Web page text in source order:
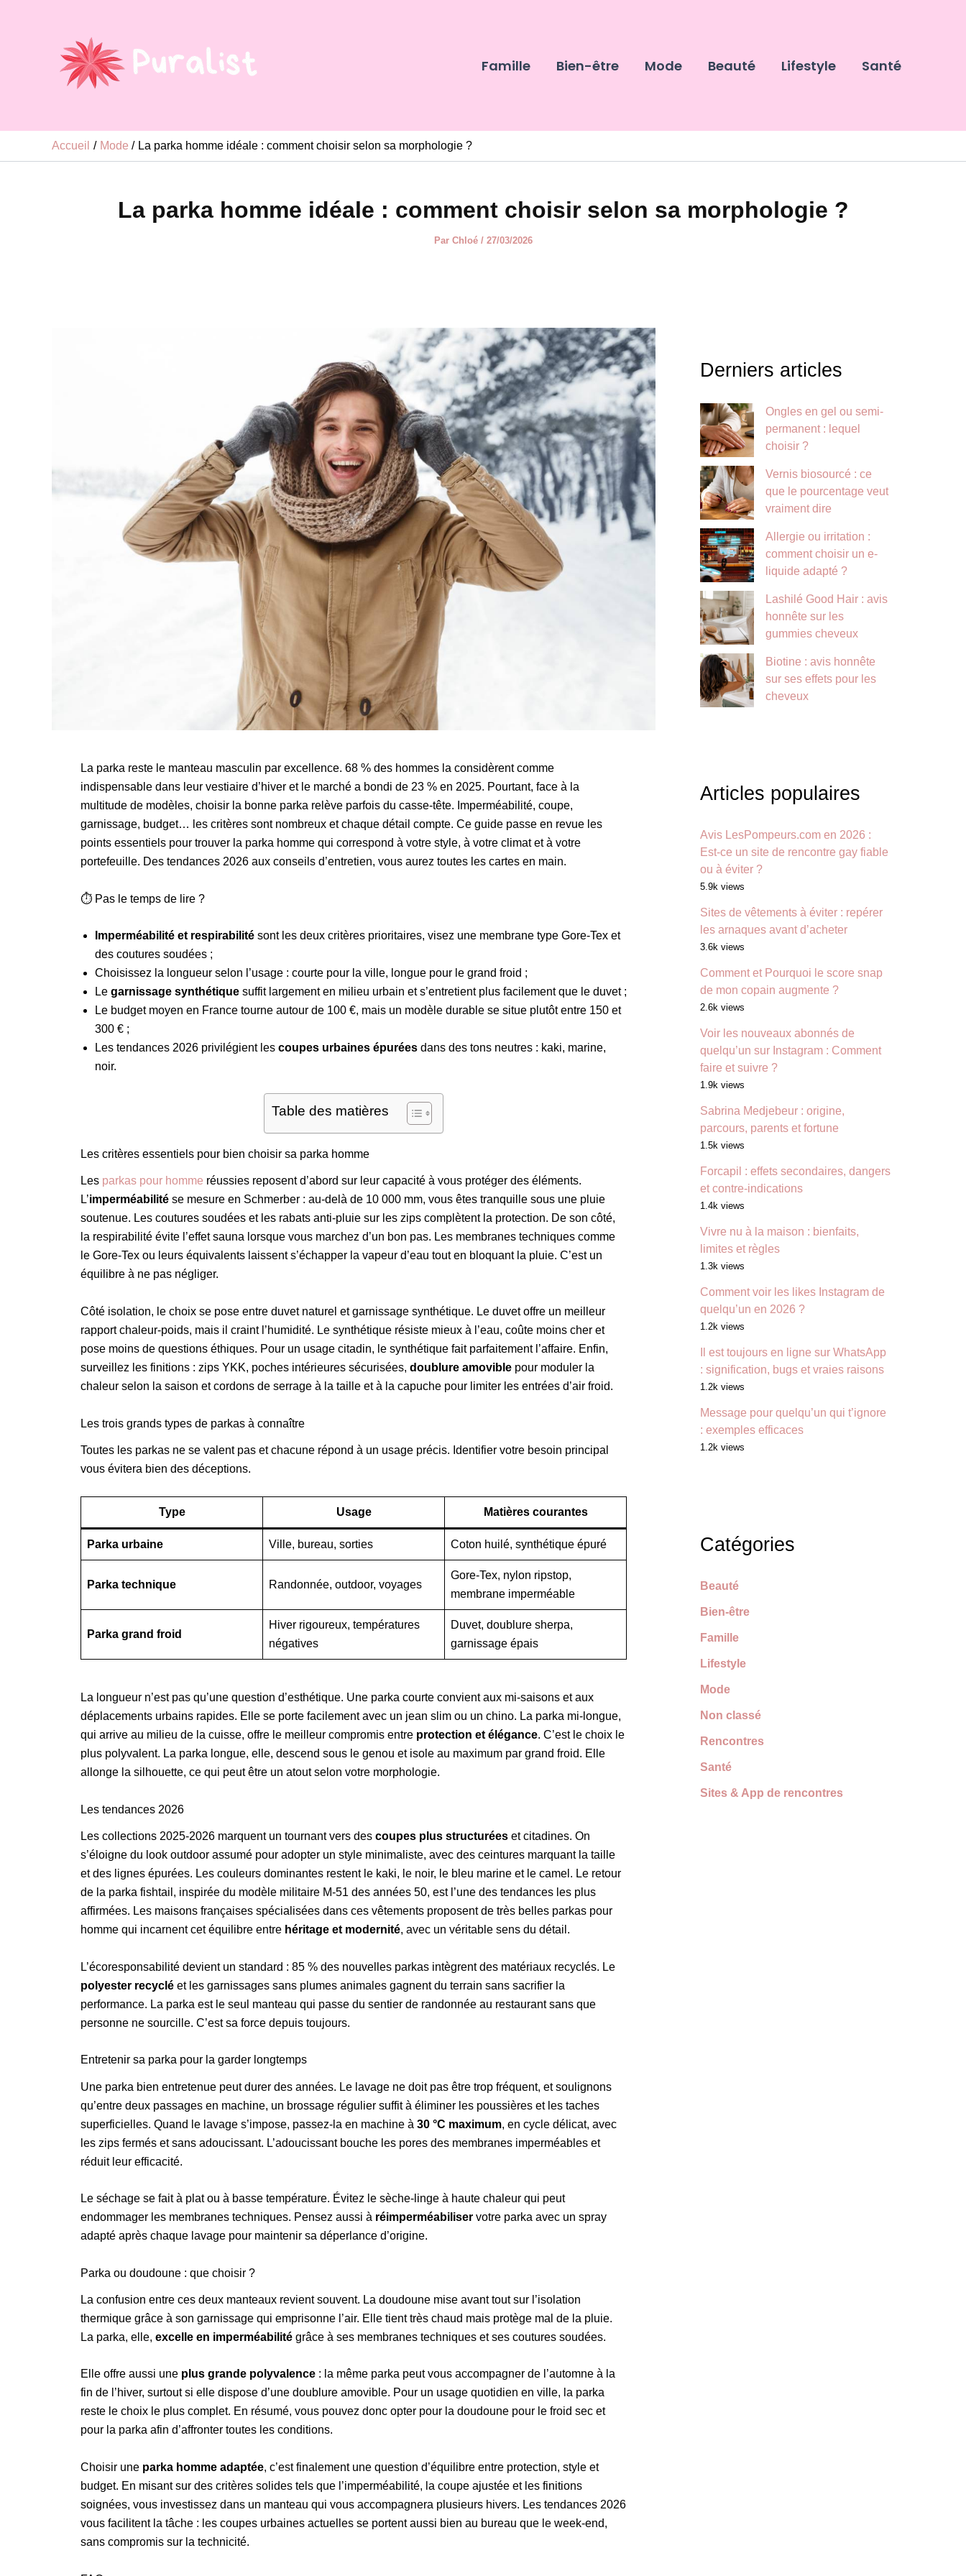
Famille Bien-être Mode Beauté Lifestyle Santé
Accueil Mode La parka homme idéale : comment choisir selon sa morphologie ?
La parka homme idéale : comment choisir selon sa morphologie ?
Par Chloé / 27/03/2026
La parka reste le manteau masculin par excellence. 68 % des hommes la considèrent comme
indispensable dans leur vestiaire d’hiver et le marché a bondi de 23 % en 2025. Pourtant, face à la
multitude de modèles, choisir la bonne parka relève parfois du casse-tête. Imperméabilité, coupe,
garnissage, budget… les critères sont nombreux et chaque détail compte. Ce guide passe en revue les
points essentiels pour trouver la parka homme qui correspond à votre style, à votre climat et à votre
portefeuille. Des tendances 2026 aux conseils d’entretien, vous aurez toutes les cartes en main.
⏱ Pas le temps de lire ?
Imperméabilité et respirabilité sont les deux critères prioritaires, visez une membrane type Gore-Tex et
des coutures soudées ;
Choisissez la longueur selon l’usage : courte pour la ville, longue pour le grand froid ;
Le garnissage synthétique suffit largement en milieu urbain et s’entretient plus facilement que le duvet ;
Le budget moyen en France tourne autour de 100 €, mais un modèle durable se situe plutôt entre 150 et
300 € ;
Les tendances 2026 privilégient les coupes urbaines épurées dans des tons neutres : kaki, marine,
noir.
Table des matières
Les critères essentiels pour bien choisir sa parka homme
Les parkas pour homme réussies reposent d’abord sur leur capacité à vous protéger des éléments.
L’imperméabilité se mesure en Schmerber : au-delà de 10 000 mm, vous êtes tranquille sous une pluie
soutenue. Les coutures soudées et les rabats anti-pluie sur les zips complètent la protection. De son côté,
la respirabilité évite l’effet sauna lorsque vous marchez d’un bon pas. Les membranes techniques comme
le Gore-Tex ou leurs équivalents laissent s’échapper la vapeur d’eau tout en bloquant la pluie. C’est un
équilibre à ne pas négliger.
Côté isolation, le choix se pose entre duvet naturel et garnissage synthétique. Le duvet offre un meilleur
rapport chaleur-poids, mais il craint l’humidité. Le synthétique résiste mieux à l’eau, coûte moins cher et
pose moins de questions éthiques. Pour un usage citadin, le synthétique fait parfaitement l’affaire. Enfin,
surveillez les finitions : zips YKK, poches intérieures sécurisées, doublure amovible pour moduler la
chaleur selon la saison et cordons de serrage à la taille et à la capuche pour limiter les entrées d’air froid.
Les trois grands types de parkas à connaître
Toutes les parkas ne se valent pas et chacune répond à un usage précis. Identifier votre besoin principal
vous évitera bien des déceptions.
Type Usage Matières courantes
Parka urbaine Ville, bureau, sorties Coton huilé, synthétique épuré
Parka technique Randonnée, outdoor, voyages
Gore-Tex, nylon ripstop,
membrane imperméable
Parka grand froid
Hiver rigoureux, températures
négatives
Duvet, doublure sherpa,
garnissage épais
La longueur n’est pas qu’une question d’esthétique. Une parka courte convient aux mi-saisons et aux
déplacements urbains rapides. Elle se porte facilement avec un jean slim ou un chino. La parka mi-longue,
qui arrive au milieu de la cuisse, offre le meilleur compromis entre protection et élégance. C’est le choix le
plus polyvalent. La parka longue, elle, descend sous le genou et isole au maximum par grand froid. Elle
allonge la silhouette, ce qui peut être un atout selon votre morphologie.
Les tendances 2026
Les collections 2025-2026 marquent un tournant vers des coupes plus structurées et citadines. On
s’éloigne du look outdoor assumé pour adopter un style minimaliste, avec des ceintures marquant la taille
et des lignes épurées. Les couleurs dominantes restent le kaki, le noir, le bleu marine et le camel. Le retour
de la parka fishtail, inspirée du modèle militaire M-51 des années 50, est l’une des tendances les plus
affirmées. Les maisons françaises spécialisées dans ces vêtements proposent de très belles parkas pour
homme qui incarnent cet équilibre entre héritage et modernité, avec un véritable sens du détail.
L’écoresponsabilité devient un standard : 85 % des nouvelles parkas intègrent des matériaux recyclés. Le
polyester recyclé et les garnissages sans plumes animales gagnent du terrain sans sacrifier la
performance. La parka est le seul manteau qui passe du sentier de randonnée au restaurant sans que
personne ne sourcille. C’est sa force depuis toujours.
Entretenir sa parka pour la garder longtemps
Une parka bien entretenue peut durer des années. Le lavage ne doit pas être trop fréquent, et soulignons
qu’entre deux passages en machine, un brossage régulier suffit à éliminer les poussières et les taches
superficielles. Quand le lavage s’impose, passez-la en machine à 30 °C maximum, en cycle délicat, avec
les zips fermés et sans adoucissant. L’adoucissant bouche les pores des membranes imperméables et
réduit leur efficacité.
Le séchage se fait à plat ou à basse température. Évitez le sèche-linge à haute chaleur qui peut
endommager les membranes techniques. Pensez aussi à réimperméabiliser votre parka avec un spray
adapté après chaque lavage pour maintenir sa déperlance d’origine.
Parka ou doudoune : que choisir ?
La confusion entre ces deux manteaux revient souvent. La doudoune mise avant tout sur l’isolation
thermique grâce à son garnissage qui emprisonne l’air. Elle tient très chaud mais protège mal de la pluie.
La parka, elle, excelle en imperméabilité grâce à ses membranes techniques et ses coutures soudées.
Elle offre aussi une plus grande polyvalence : la même parka peut vous accompagner de l’automne à la
fin de l’hiver, surtout si elle dispose d’une doublure amovible. Pour un usage quotidien en ville, la parka
reste le choix le plus complet. En résumé, vous pouvez donc opter pour la doudoune pour le froid sec et
pour la parka afin d’affronter toutes les conditions.
Choisir une parka homme adaptée, c’est finalement une question d’équilibre entre protection, style et
budget. En misant sur des critères solides tels que l’imperméabilité, la coupe ajustée et les finitions
soignées, vous investissez dans un manteau qui vous accompagnera plusieurs hivers. Les tendances 2026
vous facilitent la tâche : les coupes urbaines actuelles se portent aussi bien au bureau que le week-end,
sans compromis sur la technicité.
Derniers articles
Ongles en gel ou semi-
permanent : lequel
choisir ?
Vernis biosourcé : ce
que le pourcentage veut
vraiment dire
Allergie ou irritation :
comment choisir un e-
liquide adapté ?
Lashilé Good Hair : avis
honnête sur les
gummies cheveux
Biotine : avis honnête
sur ses effets pour les
cheveux
Articles populaires
Avis LesPompeurs.com en 2026 :
Est-ce un site de rencontre gay fiable
ou à éviter ?
5.9k views
Sites de vêtements à éviter : repérer
les arnaques avant d’acheter
3.6k views
Comment et Pourquoi le score snap
de mon copain augmente ?
2.6k views
Voir les nouveaux abonnés de
quelqu’un sur Instagram : Comment
faire et suivre ?
1.9k views
Sabrina Medjebeur : origine,
parcours, parents et fortune
1.5k views
Forcapil : effets secondaires, dangers
et contre-indications
1.4k views
Vivre nu à la maison : bienfaits,
limites et règles
1.3k views
Comment voir les likes Instagram de
quelqu’un en 2026 ?
1.2k views
Il est toujours en ligne sur WhatsApp
: signification, bugs et vraies raisons
1.2k views
Message pour quelqu’un qui t’ignore
: exemples efficaces
1.2k views
Catégories
Beauté
Bien-être
Famille
Lifestyle
Mode
Non classé
Rencontres
Santé
Sites & App de rencontres